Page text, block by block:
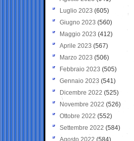
Luglio 2023 (605)
Giugno 2023 (560)
Maggio 2023 (412)
Aprile 2023 (567)
Marzo 2023 (506)
Febbraio 2023 (505)
Gennaio 2023 (541)
Dicembre 2022 (525)
Novembre 2022 (526)
Ottobre 2022 (552)
Settembre 2022 (584)
Agosto 2022 (584)